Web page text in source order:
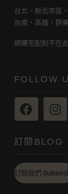
台北、新北市區
台南、高雄、屏
網購宅配則不在
FOLLOW
訂閱BLOG
訂閱我們